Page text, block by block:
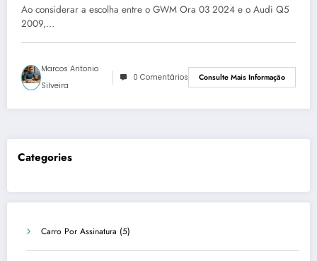
Ao considerar a escolha entre o GWM Ora 03 2024 e o Audi Q5
2009,…
Marcos Antonio
Silveira
0 Comentários Consulte Mais Informação
Categories
Carro Por Assinatura (5)